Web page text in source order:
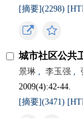
[摘要](2298)
城市社区公共
景琳 , 李玉强 ,
2009(4):42-44.
[摘要](3471)